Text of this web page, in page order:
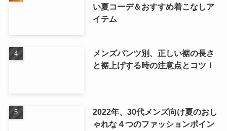
い夏コーデ＆おすすめ着こなしア
イテム
メンズパンツ別、正しい裾の長さ
と裾上げする時の注意点とコツ！
2022年、30代メンズ向け夏のおし
ゃれな４つのファッションポイン